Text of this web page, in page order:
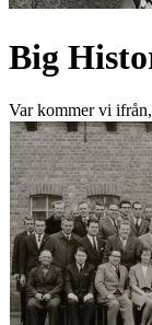
Big
Var kommer vi